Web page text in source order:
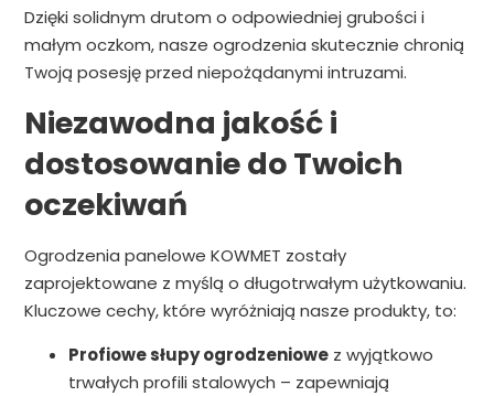
Dzięki solidnym drutom o odpowiedniej grubości i
małym oczkom, nasze ogrodzenia skutecznie chronią
Twoją posesję przed niepożądanymi intruzami.
Niezawodna jakość i
dostosowanie do Twoich
oczekiwań
Ogrodzenia panelowe KOWMET zostały
zaprojektowane z myślą o długotrwałym użytkowaniu.
Kluczowe cechy, które wyróżniają nasze produkty, to:
Profiowe słupy ogrodzeniowez wyjątkowo
trwałych profili stalowych – zapewniają